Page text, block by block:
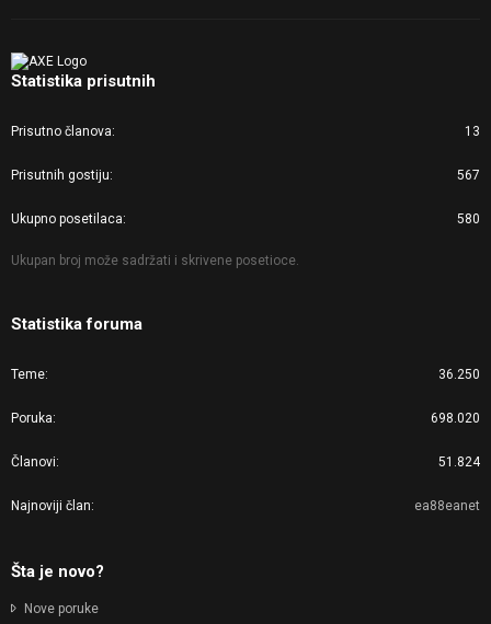
Statistika prisutnih
Prisutno članova 13
Prisutnih gostiju 567
Ukupno posetilaca 580
Ukupan broj može sadržati i skrivene posetioce.
Statistika foruma
Teme 36.250
Poruka 698.020
Članovi 51.824
Najnoviji član ea88eanet
Šta je novo?
Nove poruke